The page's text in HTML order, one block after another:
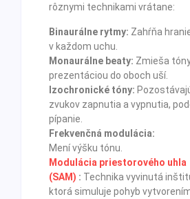
rôznymi technikami vrátane:
Binaurálne rytmy: Zahŕňa
v každom uchu.
Monaurálne beaty: Zmieša
prezentáciou do oboch uší.
Izochronické tóny:
zvukov zapnutia a vypnutia,
pípanie.
Frekvenčná modulácia:
Mení výšku tónu.
Modulácia priestorového uhla
(SAM) : Technika vyvinutá
ktorá simuluje pohyb